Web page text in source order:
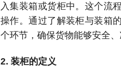
入集装箱或货柜中。这个流
操作。通过了解装柜与装箱
个环节，确保货物能够安全、
2. 装柜的定义